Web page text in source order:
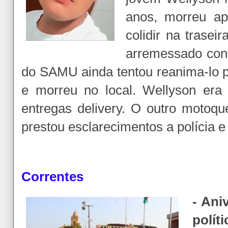
anos, morreu
colidir na
arremessado
do SAMU ainda tentou reanima-lo
e morreu no local. Wellyson era
entregas delivery. O outro
prestou esclarecimentos a polícia
Correntes
-